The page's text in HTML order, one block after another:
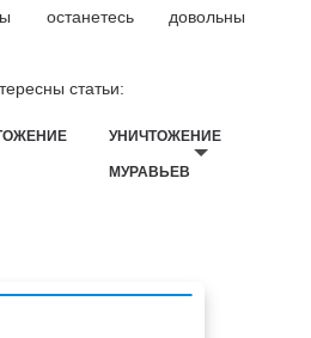
останетесь довольны
статьи:
УНИЧТОЖЕНИЕ
МУРАВЬЕВ